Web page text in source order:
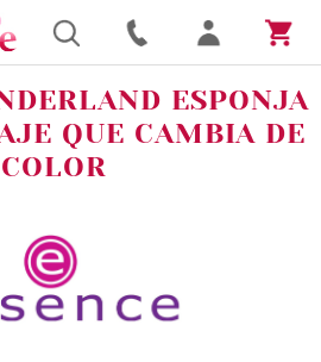
ESPONJA
QUE CAMBIA DE
COLOR